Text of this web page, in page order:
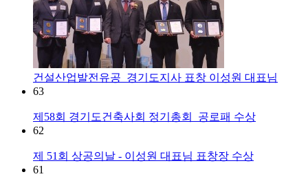
건설산업발전유공_경기도지사 표창 이성원 대표님
63
제58회 경기도건축사회 정기총회_공로패 수상
62
제 51회 상공의날 - 이성원 대표님 표창장 수상
61